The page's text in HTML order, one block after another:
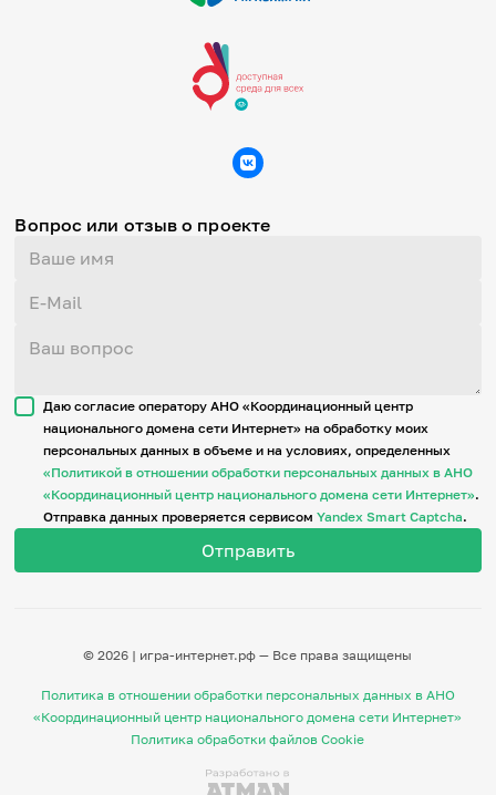
Вопрос или отзыв о проекте
Даю согласие оператору АНО «Координационный центр
национального домена сети Интернет» на обработку моих
персональных данных в объеме и на условиях, определенных
«Политикой в отношении обработки персональных данных в АНО
«Координационный центр национального домена сети Интернет».
Отправка данных проверяется сервисомYandex Smart Captcha.
© 2026 | игра-интернет.рф — Все права защищены
Политика в отношении обработки персональных данных в АНО
«Координационный центр национального домена сети Интернет»
Политика обработки файлов Cookie